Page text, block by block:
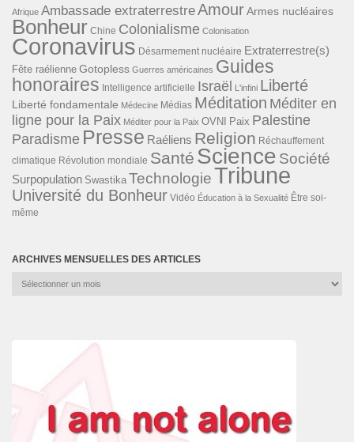
Afrique Ambassade extraterrestreAmourArmes nucléaires
Bonheur Chine Colonialisme Colonisation
Coronavirus Désarmement nucléaire Extraterrestre(s)
Fête raélienne Gotopless Guerres américaines Guides
honoraires Intelligence artificielle Israël L'infini Liberté
Liberté fondamentale Médecine Médias Méditation Méditer en
ligne pour la Paix Méditer pour la Paix OVNI Paix Palestine
Paradisme Presse Raéliens Religion Réchauffement
climatique Révolution mondiale Santé Science Société
Surpopulation Swastika TechnologieTribune
Université du Bonheur Vidéo Éducation à la Sexualité Être soi-
même
ARCHIVES MENSUELLES DES ARTICLES
Archives